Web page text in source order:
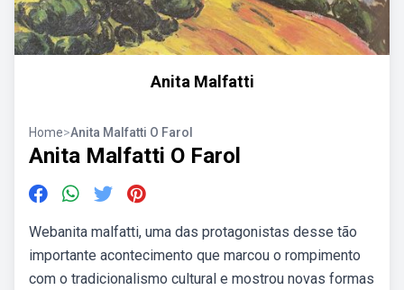
Anita Malfatti
Home>Anita Malfatti O Farol
Anita Malfatti O Farol
Webanita malfatti, uma das protagonistas desse tão
importante acontecimento que marcou o rompimento
com o tradicionalismo cultural e mostrou novas formas